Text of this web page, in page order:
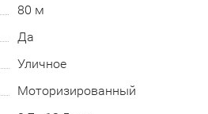
80 м
Да
Уличное
Моторизированный